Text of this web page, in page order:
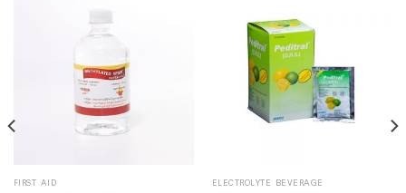
FIRST AID ELECTROLYTE BEVERAGE